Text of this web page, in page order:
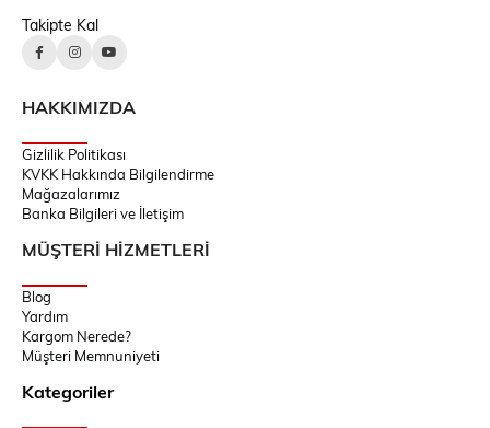
Takipte Kal
HAKKIMIZDA
Gizlilik Politikası
KVKK Hakkında Bilgilendirme
Mağazalarımız
Banka Bilgileri ve İletişim
MÜŞTERİ HİZMETLERİ
Blog
Yardım
Kargom Nerede?
Müşteri Memnuniyeti
Kategoriler